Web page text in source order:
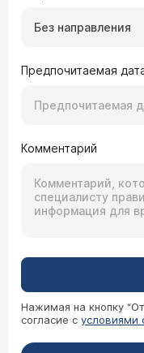
Без направления
Предпочитаемая
Комментарий
Нажимая на кнопку
согласие с условиями